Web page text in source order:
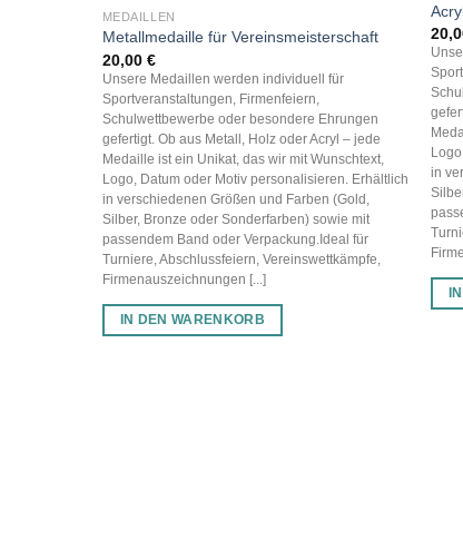
MEDAILLEN
Metallmedaille für Vereinsmeisterschaft
20,00 €
Unsere Medaillen werden individuell für
Sportveranstaltungen, Firmenfeiern,
Schulwettbewerbe oder besondere Ehrungen
gefertigt. Ob aus Metall, Holz oder Acryl – jede
Medaille ist ein Unikat, das wir mit Wunschtext,
Logo, Datum oder Motiv personalisieren. Erhältlich
in verschiedenen Größen und Farben (Gold,
Silber, Bronze oder Sonderfarben) sowie mit
passendem Band oder Verpackung.Ideal für
Turniere, Abschlussfeiern, Vereinswettkämpfe,
Firmenauszeichnungen [...]
IN DEN WARENKORB
in